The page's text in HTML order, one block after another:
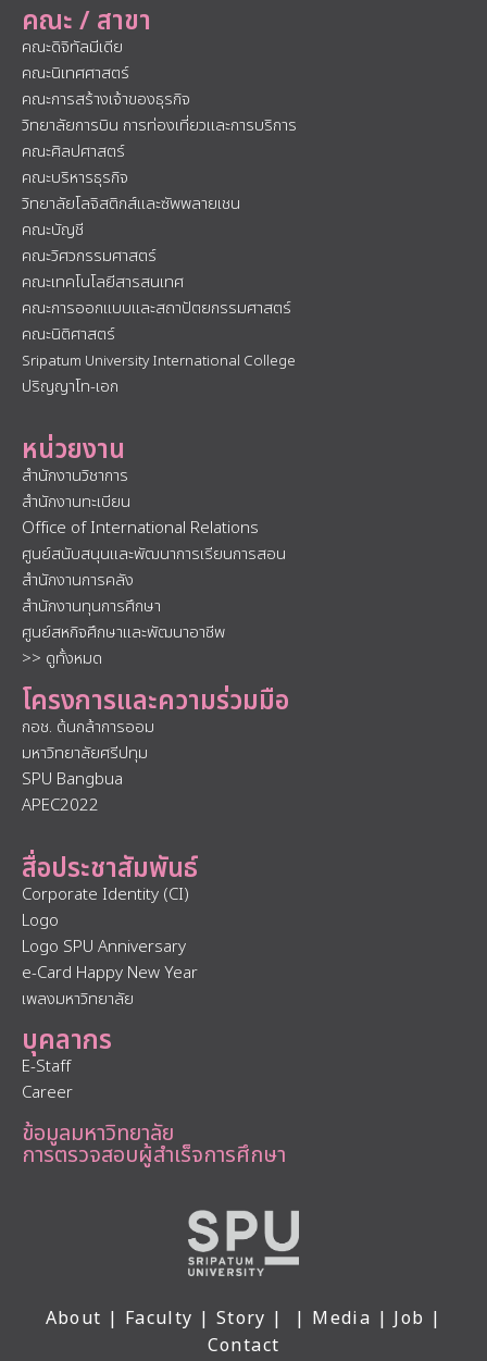
คณะ / สาขา
คณะดิจิทัลมีเดีย
คณะนิเทศศาสตร์
คณะการสร้างเจ้าของธุรกิจ
วิทยาลัยการบิน การท่องเที่ยวและการบริการ
คณะศิลปศาสตร์
คณะบริหารธุรกิจ
วิทยาลัยโลจิสติกส์และซัพพลายเชน
คณะบัญชี
คณะวิศวกรรมศาสตร์
คณะเทคโนโลยีสารสนเทศ
คณะการออกแบบและสถาปัตยกรรมศาสตร์
คณะนิติศาสตร์
Sripatum University International College
ปริญญาโท-เอก
หน่วยงาน
สำนักงานวิชาการ
สำนักงานทะเบียน
Office of International Relations
ศูนย์สนับสนุนและพัฒนาการเรียนการสอน
สำนักงานการคลัง
สำนักงานทุนการศึกษา
ศูนย์สหกิจศึกษาและพัฒนาอาชีพ
>> ดูทั้งหมด
โครงการและความร่วมมือ
กอช. ต้นกล้าการออม
มหาวิทยาลัยศรีปทุม
SPU Bangbua
APEC2022
สื่อประชาสัมพันธ์
Corporate Identity (CI)
Logo
Logo SPU Anniversary
e-Card Happy New Year
เพลงมหาวิทยาลัย
บุคลากร
E-Staff
Career
ข้อมูลมหาวิทยาลัย
การตรวจสอบผู้สำเร็จการศึกษา
About | Faculty | Story | | Media | Job |
Contact